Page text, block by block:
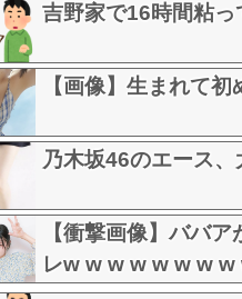
吉野家で16時間粘
【画像】生まれて
乃木坂46のエース
【衝撃画像】ババ
レw w w w w w w w